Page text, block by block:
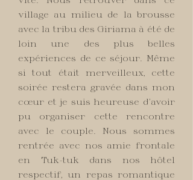
village au milieu de la brousse
avec la tribu des Giriama à été de
loin une des plus belles
expériences de ce séjour. Même
si tout était merveilleux, cette
soirée restera gravée dans mon
cœur et je suis heureuse d’avoir
pu organiser cette rencontre
avec le couple. Nous sommes
rentrée avec nos amie frontale
en Tuk-tuk dans nos hôtel
respectif, un repas romantique